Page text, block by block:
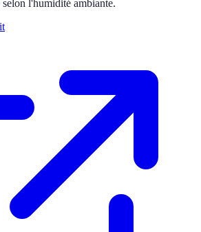
l'humidité ambiante.